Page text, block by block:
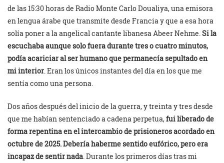
de las 15:30 horas de Radio Monte Carlo Doualiya, una emisora
en lengua árabe que transmite desde Francia y que a esa hora
solía poner a la angelical cantante libanesa Abeer Nehme.Si la
escuchaba aunque solo fuera durante tres o cuatro minutos,
podía acariciar al ser humano que permanecía sepultado en
mi interior. Eran los únicos instantes del día en los que me
sentía como una persona.
Dos años después del inicio de la guerra, y treinta y tres desde
que me habían sentenciado a cadena perpetua,fui liberado de
forma repentina en el intercambio de prisioneros acordado en
octubre de 2025. Debería haberme sentido eufórico, pero era
incapaz de sentir nada. Durante los primeros días tras mi